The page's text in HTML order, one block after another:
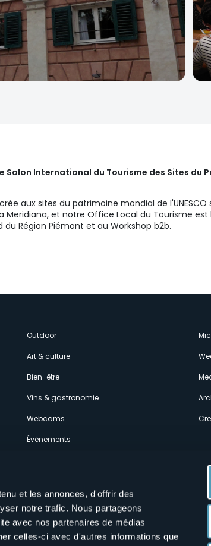
et les annonces, d'offrir des
notre trafic. Nous partageons
avec nos partenaires de médias
celles-ci avec d'autres informations que
Salon International du Tourisme des Sites du
aux sites du patrimoine mondial de l'UNESCO
Meridiana, et notre Office Local du Tourisme
du Région Piémont et au Workshop b2b.
Outdoor
Art & culture
Bien-être
Vins & gastronomie
Webcams
Événements
Suivez-nous sur nos réseaux sociaux